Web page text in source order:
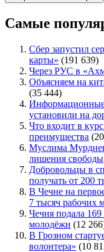
Самые
Сбер запустил
карты» (191 639)
Через РУС в
Объясняем на
(35 444)
установили на
Что входит в
преимущества
Муслима
лишения свободы
Добровольцы в
получать от 200
В Чечне на
7 тысяч рабочих
Чечня подала 169
молодёжи (12
В Грозном
волонтера» (10